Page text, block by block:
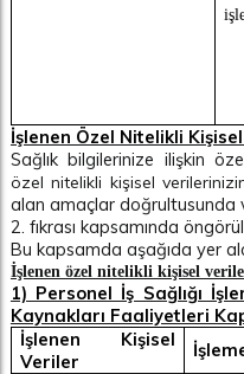
İşlenen Özel Nitelikli
Sağlık bilgilerinize ilişkin
özel nitelikli kişisel
alan amaçlar doğrultusunda
2. fıkrası kapsamında
Bu kapsamda aşağıda yer
İşlenen özel nitelikli kişisel
1) Personel İş Sağlığı
Kaynakları Faaliyetleri
İşlenen Kişisel
Veriler